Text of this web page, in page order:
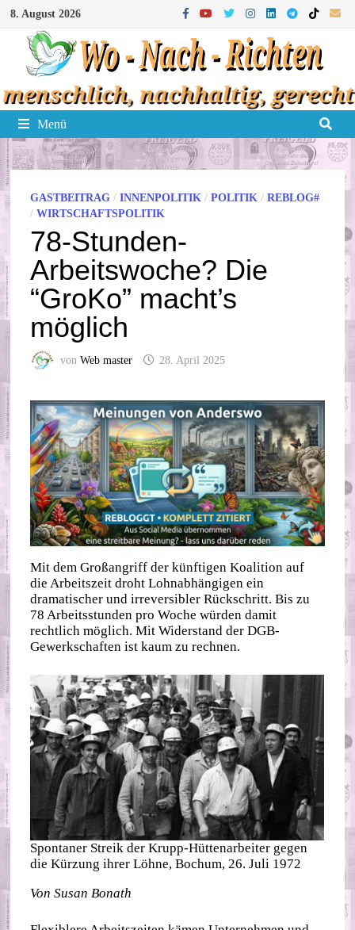
Zum
Inhalt
springen
8. August 2026
Menü
GASTBEITRAG /INNENPOLITIK /POLITIK /REBLOG#
/WIRTSCHAFTSPOLITIK
78-Stunden-
Arbeitswoche? Die
“GroKo” macht’s
möglich
vonWeb master 28. April 2025
Mit dem Großangriff der künftigen Koalition auf
die Arbeitszeit droht Lohnabhängigen ein
dramatischer und irreversibler Rückschritt. Bis zu
78 Arbeitsstunden pro Woche würden damit
rechtlich möglich. Mit Widerstand der DGB-
Gewerkschaften ist kaum zu rechnen.
Spontaner Streik der Krupp-Hüttenarbeiter gegen
die Kürzung ihrer Löhne, Bochum, 26. Juli 1972
Von Susan Bonath